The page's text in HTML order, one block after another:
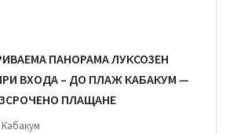
ПАНОРАМА ЛУКСОЗЕН
ВХОДА – ДО ПЛАЖ КАБАКУМ —
ПЛАЩАНЕ